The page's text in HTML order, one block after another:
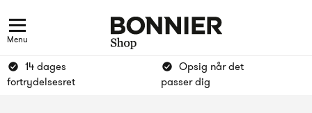
14 dages
fortrydelsesret
Opsig når det
passer dig
Menu